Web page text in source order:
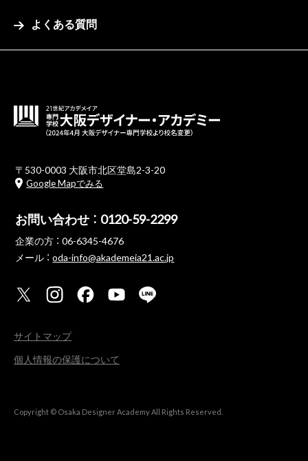
よくある質問
〒530-0003 大阪市北区堂島2-3-20
Google Mapでみる
お問い合わせ ： 0120-59-2299
企業の方 ： 06-6345-4676
メール ：oda-info@akademeia21.ac.jp
サイトマップ
個人情報の保護について
Copyright © Osaka Designer Academy All Rights Reserved.